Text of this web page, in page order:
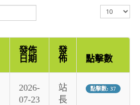
顯
示
發佈
日期
發
佈
點擊數
2026-
07-23
站
長
點擊數: 37